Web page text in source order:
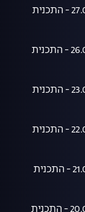
היום שהיה 27.07.26 - התכנית
היום שהיה 26.07.26 - התכנית
היום שהיה 23.07.26 - התכנית
היום שהיה 22.07.26 - התכנית
היום שהיה 21.07.26 - התכנית